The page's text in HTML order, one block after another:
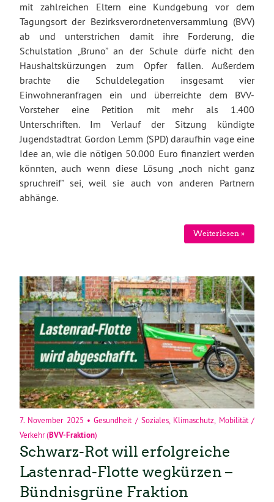
mit zahlreichen Eltern eine Kundgebung vor dem
Tagungsort der Bezirksverordnetenversammlung (BVV)
ab und unterstrichen damit ihre Forderung, die
Schulstation „Bruno” an der Schule dürfe nicht den
Haushaltskürzungen zum Opfer fallen. Außerdem
brachte die Schuldelegation insgesamt vier
Einwohneranfragen ein und überreichte dem BVV-
Vorsteher eine Petition mit mehr als 1.400
Unterschriften. Im Verlauf der Sitzung kündigte
Jugendstadtrat Gordon Lemm (SPD) daraufhin vage eine
Idee an, wie die nötigen 50.000 Euro finanziert werden
könnten, auch wenn diese Lösung „noch nicht ganz
spruchreif” sei, weil sie auch von anderen Partnern
abhänge.
Weiterlesen »
7. November 2025 •Gesundheit / Soziales Klimaschutz Mobilität /
Verkehr(BVV-Fraktion)
Schwarz-Rot will erfolgreiche
Lastenrad-Flotte wegkürzen –
Bündnisgrüne Fraktion